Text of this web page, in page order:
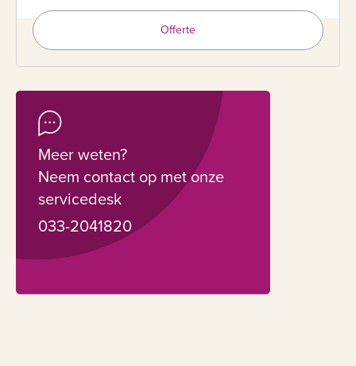
Offerte
Meer weten?
Neem contact op met onze
servicedesk
033-2041820